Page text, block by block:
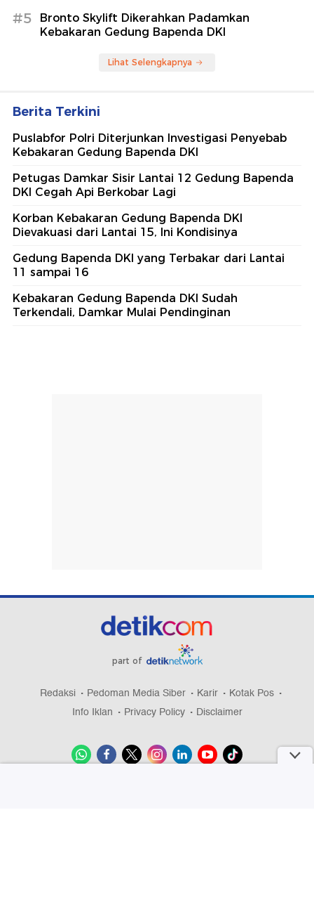
#5
Bronto Skylift Dikerahkan Padamkan
Kebakaran Gedung Bapenda DKI
Lihat Selengkapnya
Berita Terkini
Puslabfor Polri Diterjunkan Investigasi Penyebab
Kebakaran Gedung Bapenda DKI
Petugas Damkar Sisir Lantai 12 Gedung Bapenda
DKI Cegah Api Berkobar Lagi
Korban Kebakaran Gedung Bapenda DKI
Dievakuasi dari Lantai 15, Ini Kondisinya
Gedung Bapenda DKI yang Terbakar dari Lantai
11 sampai 16
Kebakaran Gedung Bapenda DKI Sudah
Terkendali, Damkar Mulai Pendinginan
part of
Redaksi Pedoman Media Siber Karir
Kotak Pos
Info Iklan
Privacy Policy Disclaimer